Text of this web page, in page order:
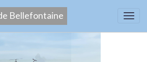
Bellefontaine